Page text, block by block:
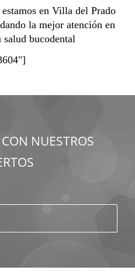
en Villa del Prado
la mejor atención en
bucodental
NUESTROS